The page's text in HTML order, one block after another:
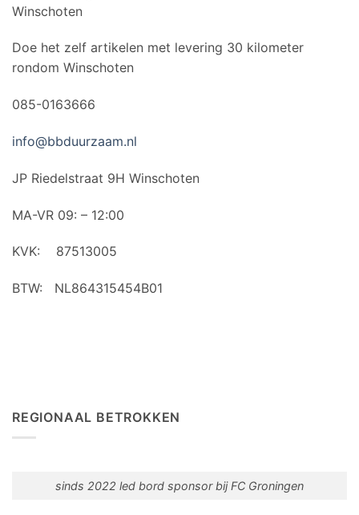
Winschoten
Doe het zelf artikelen met levering 30 kilometer
rondom Winschoten
085-0163666
info@bbduurzaam.nl
JP Riedelstraat 9H Winschoten
MA-VR 09: – 12:00
KVK: 87513005
BTW: NL864315454B01
REGIONAAL BETROKKEN
sinds 2022 led bord sponsor bij FC Groningen